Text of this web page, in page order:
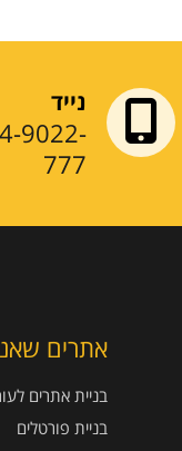
נייד
9022-
777
אתרים
בניית אתרים
בניית פורטלים